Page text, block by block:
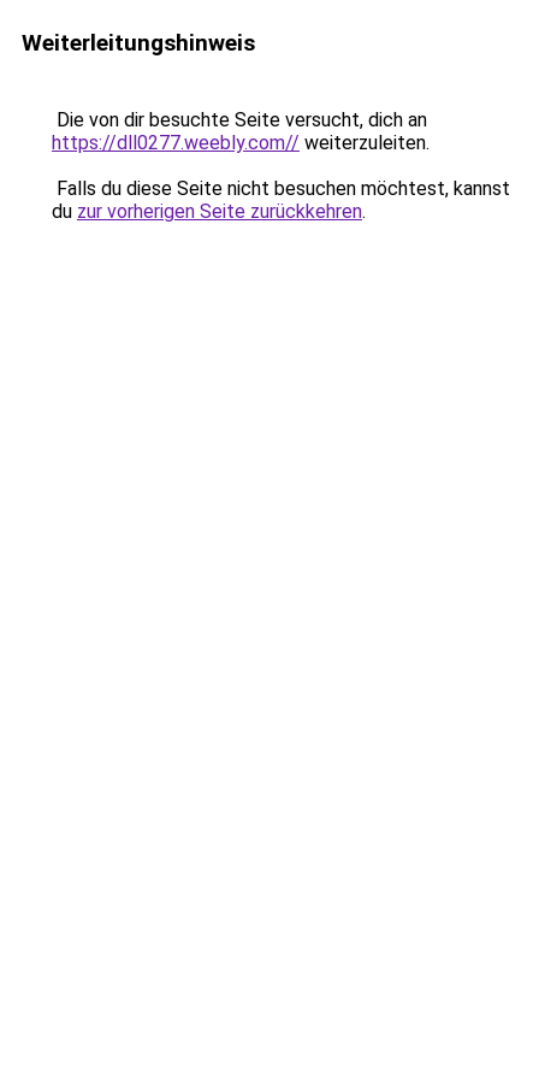
Weiterleitungshinweis
Die von dir besuchte Seite versucht, dich an
https://dll0277.weebly.com// weiterzuleiten.
Falls du diese Seite nicht besuchen möchtest, kannst
du zur vorherigen Seite zurückkehren.